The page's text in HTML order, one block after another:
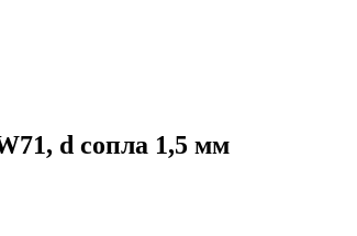
d сопла 1,5 мм